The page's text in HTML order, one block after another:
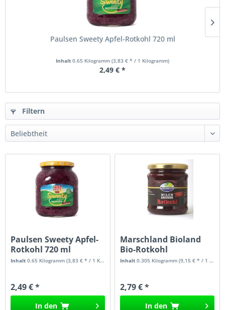
Paulsen Sweety Apfel-Rotkohl 720 ml
Inhalt 0.65 Kilogramm (3,83 € * / 1 Kilogramm)
2,49 € *
Filtern
Paulsen Sweety Apfel-
Rotkohl 720 ml
Inhalt0.65 Kilogramm(3,83 € * / 1 Kilogramm)
2,49 € *
In den
Marschland Bioland
Bio-Rotkohl
milchsauer 370 ml
Inhalt0.305 Kilogramm(9,15 € * / 1 Kilogramm)
2,79 € *
In den